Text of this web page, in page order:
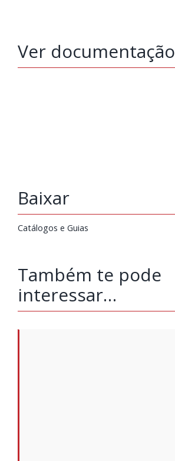
Ver documentação
Baixar
Catálogos e Guias
Também te pode
interessar…